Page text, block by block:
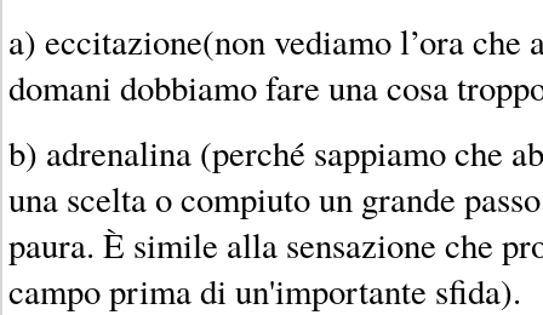
a) eccitazione(non vediamo l’ora
domani dobbiamo fare una cosa
b) adrenalina (perché sappiamo che
una scelta o compiuto un grande
paura. È simile alla sensazione che
campo prima di un'importante sfida).